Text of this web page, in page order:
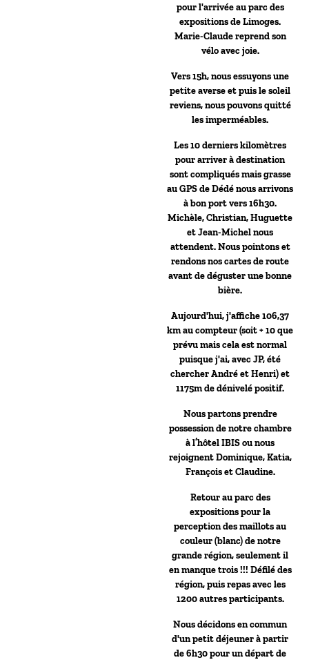
pour l'arrivée au parc des
expositions de Limoges.
Marie-Claude reprend son
vélo avec joie.
Vers 15h, nous essuyons une
petite averse et puis le soleil
reviens, nous pouvons quitté
les imperméables.
Les 10 derniers kilomètres
pour arriver à destination
sont compliqués mais grasse
au GPS de Dédé nous arrivons
à bon port vers 16h30.
Michèle, Christian, Huguette
et Jean-Michel nous
attendent. Nous pointons et
rendons nos cartes de route
avant de déguster une bonne
bière.
Aujourd'hui, j'affiche 106,37
km au compteur (soit + 10 que
prévu mais cela est normal
puisque j'ai, avec JP, été
chercher André et Henri) et
1175m de dénivelé positif.
Nous partons prendre
possession de notre chambre
à l’hôtel IBIS ou nous
rejoignent Dominique, Katia,
François et Claudine.
Retour au parc des
expositions pour la
perception des maillots au
couleur (blanc) de notre
grande région, seulement il
en manque trois !!! Défilé des
région, puis repas avec les
1200 autres participants.
Nous décidons en commun
d'un petit déjeuner à partir
de 6h30 pour un départ de